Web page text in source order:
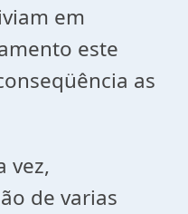
em
este
as
vez,
de varias